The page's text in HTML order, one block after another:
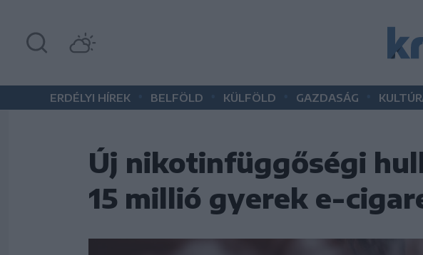
ERDÉLYI HÍREK BELFÖLD KÜLFÖLD GAZDASÁG
Új nikotinfüggőségi
15 millió gyerek e-